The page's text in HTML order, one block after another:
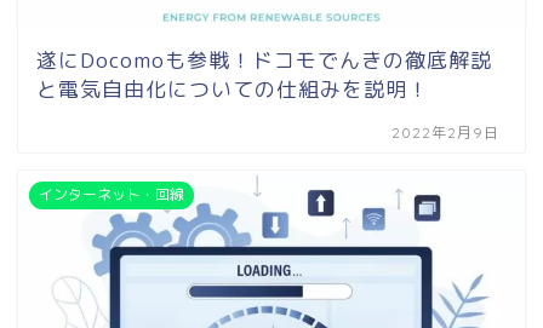
遂にDocomoも参戦！ドコモでんきの徹底解説
と電気自由化についての仕組みを説明！
2022年2月9日
インターネット・回線